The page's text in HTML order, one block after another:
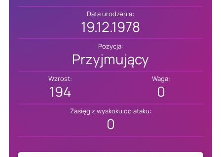
Data urodzenia:
19.12.1978
Pozycja:
Przyjmujący
Wzrost:
194
Waga:
0
Zasięg z wyskoku do ataku:
0